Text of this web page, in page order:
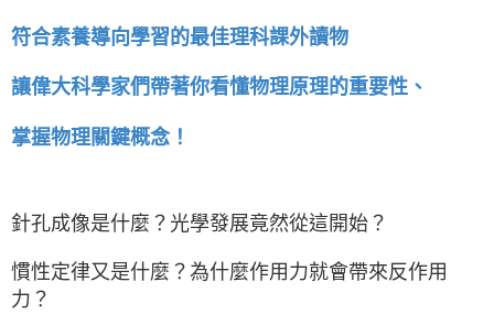
符合素養導向學習的最佳理科課外讀物
讓偉大科學家們帶著你看懂物理原理的重要性、
掌握物理關鍵概念！
針孔成像是什麼？光學發展竟然從這開始？
慣性定律又是什麼？為什麼作用力就會帶來反作用
力？